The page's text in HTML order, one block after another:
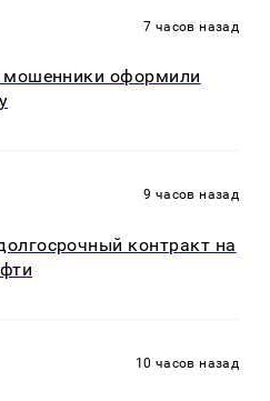
7 часов назад
мошенники оформили
9 часов назад
контракт на
10 часов назад